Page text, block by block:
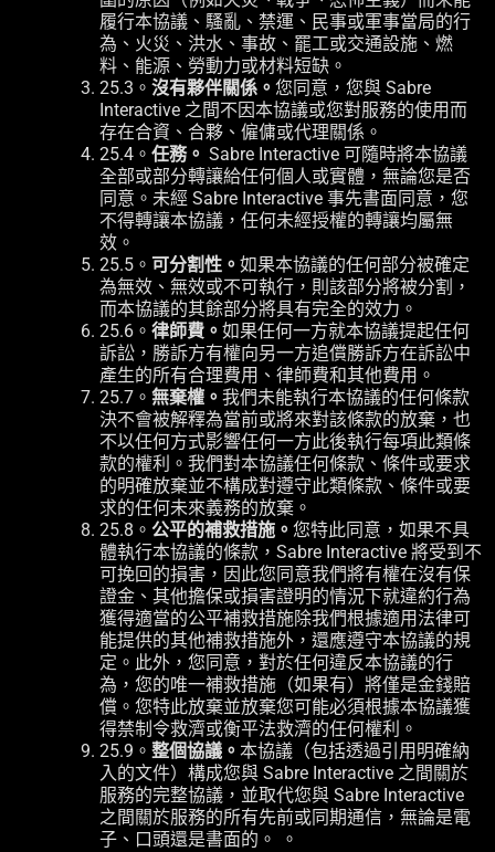
履行本協議、騷亂、禁運、民事或軍事當局的行
為、火災、洪水、事故、罷工或交通設施、燃
料、能源、勞動力或材料短缺。
25.3。 沒有夥伴關係。 您同意，您與 Sabre
Interactive 之間不因本協議或您對服務的使用而
存在合資、合夥、僱傭或代理關係。
25.4。 任務。 Sabre Interactive 可隨時將本協議
全部或部分轉讓給任何個人或實體，無論您是否
同意。未經 Sabre Interactive 事先書面同意，您
不得轉讓本協議，任何未經授權的轉讓均屬無
效。
25.5。 可分割性。 如果本協議的任何部分被確定
為無效、無效或不可執行，則該部分將被分割，
而本協議的其餘部分將具有完全的效力。
25.6。 律師費。 如果任何一方就本協議提起任何
訴訟，勝訴方有權向另一方追償勝訴方在訴訟中
產生的所有合理費用、律師費和其他費用。
25.7。 無棄權。 我們未能執行本協議的任何條款
決不會被解釋為當前或將來對該條款的放棄，也
不以任何方式影響任何一方此後執行每項此類條
款的權利。我們對本協議任何條款、條件或要求
的明確放棄並不構成對遵守此類條款、條件或要
求的任何未來義務的放棄。
25.8。 公平的補救措施。 您特此同意，如果不具
體執行本協議的條款，Sabre Interactive 將受到不
可挽回的損害，因此您同意我們將有權在沒有保
證金、其他擔保或損害證明的情況下就違約行為
獲得適當的公平補救措施除我們根據適用法律可
能提供的其他補救措施外，還應遵守本協議的規
定。此外，您同意，對於任何違反本協議的行
為，您的唯一補救措施（如果有）將僅是金錢賠
償。您特此放棄並放棄您可能必須根據本協議獲
得禁制令救濟或衡平法救濟的任何權利。
25.9。 整個協議。 本協議（包括透過引用明確納
入的文件）構成您與 Sabre Interactive 之間關於
服務的完整協議，並取代您與 Sabre Interactive
之間關於服務的所有先前或同期通信，無論是電
子、口頭還是書面的。 。